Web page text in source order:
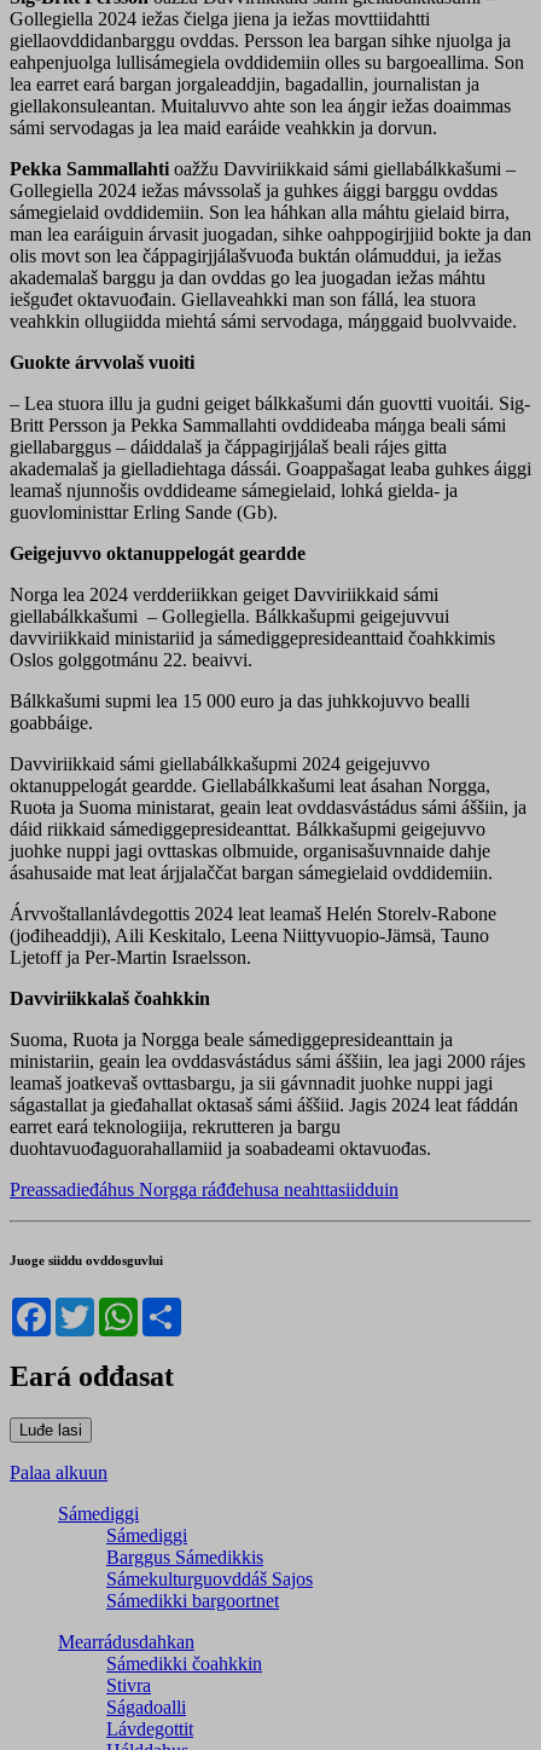
Gollegiella 2024 iežas čielga jiena ja iežas movttiidahtti
giellaovddidanbarggu ovddas. Persson lea bargan sihke njuolga ja
eahpenjuolga lullisámegiela ovddidemiin olles su bargoeallima. Son
lea earret eará bargan jorgaleaddjin, bagadallin, journalistan ja
giellakonsuleantan. Muitaluvvo ahte son lea áŋgir iežas doaimmas
sámi servodagas ja lea maid earáide veahkkin ja dorvun.
Pekka Sammallahti oažžu Davviriikkaid sámi giellabálkkašumi –
Gollegiella 2024 iežas mávssolaš ja guhkes áiggi barggu ovddas
sámegielaid ovddidemiin. Son lea háhkan alla máhtu gielaid birra,
man lea earáiguin árvasit juogadan, sihke oahppogirjjiid bokte ja dan
olis movt son lea čáppagirjjálašvuođa buktán olámuddui, ja iežas
akademalaš barggu ja dan ovddas go lea juogadan iežas máhtu
iešguđet oktavuođain. Giellaveahkki man son fállá, lea stuora
veahkkin ollugiidda miehtá sámi servodaga, máŋggaid buolvvaide.
Guokte árvvolaš vuoiti
– Lea stuora illu ja gudni geiget bálkkašumi dán guovtti vuoitái. Sig-
Britt Persson ja Pekka Sammallahti ovddideaba máŋga beali sámi
giellabarggus – dáiddalaš ja čáppagirjjálaš beali rájes gitta
akademalaš ja gielladiehtaga dássái. Goappašagat leaba guhkes áiggi
leamaš njunnošis ovddideame sámegielaid, lohká gielda- ja
guovloministtar Erling Sande (Gb).
Geigejuvvo oktanuppelogát geardde
Norga lea 2024 verdderiikkan geiget Davviriikkaid sámi
giellabálkkašumi – Gollegiella. Bálkkašupmi geigejuvvui
davviriikkaid ministariid ja sámediggepresideanttaid čoahkkimis
Oslos golggotmánu 22. beaivvi.
Bálkkašumi supmi lea 15 000 euro ja das juhkkojuvvo bealli
goabbáige.
Davviriikkaid sámi giellabálkkašupmi 2024 geigejuvvo
oktanuppelogát geardde. Giellabálkkašumi leat ásahan Norgga,
Ruoŧa ja Suoma ministarat, geain leat ovddasvástádus sámi áššiin, ja
dáid riikkaid sámediggepresideanttat. Bálkkašupmi geigejuvvo
juohke nuppi jagi ovttaskas olbmuide, organisašuvnnaide dahje
ásahusaide mat leat árjjalaččat bargan sámegielaid ovddidemiin.
Árvvoštallanlávdegottis 2024 leat leamaš Helén Storelv-Rabone
(jođiheaddji), Aili Keskitalo, Leena Niittyvuopio-Jämsä, Tauno
Ljetoff ja Per-Martin Israelsson.
Davviriikkalaš čoahkkin
Suoma, Ruoŧa ja Norgga beale sámediggepresideanttain ja
ministariin, geain lea ovddasvástádus sámi áššiin, lea jagi 2000 rájes
leamaš joatkevaš ovttasbargu, ja sii gávnnadit juohke nuppi jagi
ságastallat ja gieđahallat oktasaš sámi áššiid. Jagis 2024 leat fáddán
earret eará teknologiija, rekrutteren ja bargu
duohtavuođaguorahallamiid ja soabadeami oktavuođas.
Preassadieđáhus Norgga ráđđehusa neahttasiidduin
Juoge siiddu ovddosguvlui
Facebook
TwitterWhatsApp
Eará ođđasat
Palaa alkuun
Sámediggi
Sámediggi
Barggus Sámedikkis
Sámekulturguovddáš Sajos
Sámedikki bargoortnet
Mearrádusdahkan
Sámedikki čoahkkin
Stivra
Ságadoalli
Lávdegottit